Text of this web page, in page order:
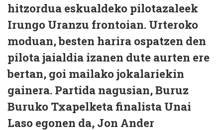
hitzordua eskualdeko pilotazaleek
Irungo Uranzu frontoian. Urteroko
moduan, besten harira ospatzen den
pilota jaialdia izanen dute aurten ere
bertan, goi mailako jokalariekin
gainera. Partida nagusian, Buruz
Buruko Txapelketa finalista Unai
Laso egonen da, Jon Ander